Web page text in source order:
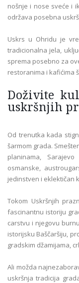
nošnje i nose sveće i
održava posebna
Uskrs u Ohridu je
tradicionalna jela,
sprema posebno za
restoranima i kafićima
Doživite
uskršnjih
Od trenutka kada
šarmom grada.
planinama,
osmanske,
jedinstven i eklektičan
Tokom Uskršnjih
fascinantnu istoriju
carstvu i njegovu
istorijsku Baščaršiju,
gradskim džamijama,
Ali možda
uskršnja tradicija